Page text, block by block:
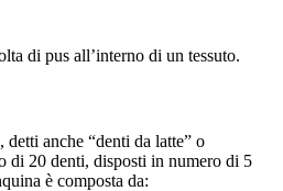
di pus all’interno di un tessuto.
anche “denti da latte” o
di 20 denti, disposti in numero di 5
è composta da: